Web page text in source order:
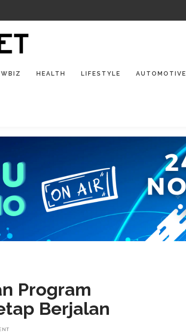
HEALTH LIFESTYLE AUTOMOTIVE
Program
Berjalan